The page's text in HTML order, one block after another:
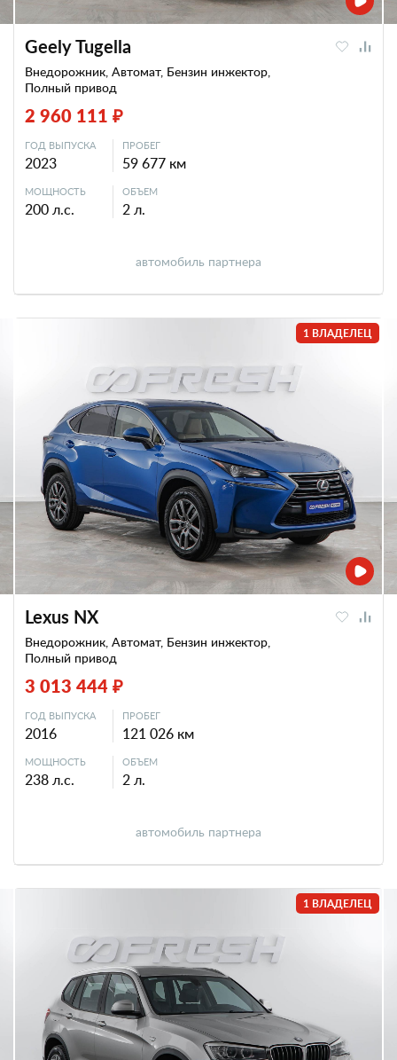
Geely Tugella
Внедорожник, Автомат, Бензин инжектор,
Полный привод
2 960 111 ₽
ГОД ВЫПУСКА
2023
ПРОБЕГ
59 677 км
МОЩНОСТЬ
200 л.с.
ОБЪЕМ
2 л.
автомобиль партнера
1 ВЛАДЕЛЕЦ
Lexus NX
Внедорожник, Автомат, Бензин инжектор,
Полный привод
3 013 444 ₽
ГОД ВЫПУСКА
2016
ПРОБЕГ
121 026 км
МОЩНОСТЬ
238 л.с.
ОБЪЕМ
2 л.
автомобиль партнера
1 ВЛАДЕЛЕЦ